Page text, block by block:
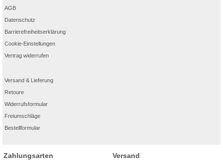
AGB
Datenschutz
Barrierefreiheitserklärung
Cookie-Einstellungen
Vertrag widerrufen
Versand & Lieferung
Retoure
Widerrufsformular
Freiumschläge
Bestellformular
Zahlungsarten Versand